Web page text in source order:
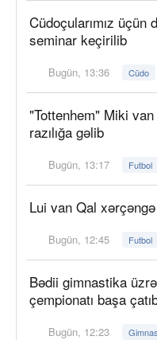
Cüdoçularımız üçün
seminar keçirilib
Bugün, 13:36 Cüdo
"Tottenhem" Miki
razılığa gəlib
Bugün, 13:17 Futbol
Lui van Qal
Bugün, 12:45 Futbol
Bədii gimnastika
çempionatı başa
Bugün, 12:23